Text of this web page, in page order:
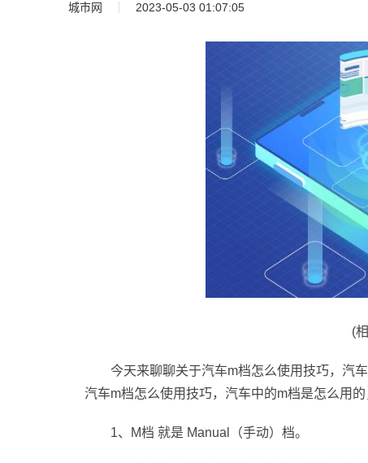
城市网 2023-05-03 01:07:05
(
今天来聊聊关于汽车m档怎么使用技巧，汽
汽车m档怎么使用技巧，汽车中的m档是怎么用
1、M档 就是 Manual（手动）档。